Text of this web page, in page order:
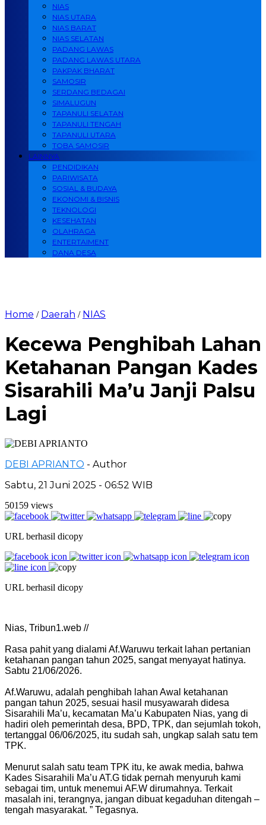
NIAS
NIAS UTARA
NIAS BARAT
NIAS SELATAN
PADANG LAWAS
PADANG LAWAS UTARA
PAKPAK BHARAT
SAMOSIR
SERDANG BEDAGAI
SIMALUGUN
TAPANULI SELATAN
TAPANULI TENGAH
TAPANULI UTARA
TOBA SAMOSIR
LAINNYA
PENDIDIKAN
PARIWISATA
SOSIAL & BUDAYA
EKONOMI & BISNIS
TEKNOLOGI
KESEHATAN
OLAHRAGA
ENTERTAIMENT
DANA DESA
Home / Daerah / NIAS
Kecewa Penghibah Lahan
Ketahanan Pangan Kades
Sisarahili Ma’u Janji Palsu
Lagi
DEBI APRIANTO - Author
Sabtu, 21 Juni 2025 - 06:52 WIB
50159 views
URL berhasil dicopy
URL berhasil dicopy
Nias, Tribun1.web //
Rasa pahit yang dialami Af.Waruwu terkait lahan pertanian
ketahanan pangan tahun 2025, sangat menyayat hatinya.
Sabtu 21/06/2026.
Af.Waruwu, adalah penghibah lahan Awal ketahanan
pangan tahun 2025, sesuai hasil musyawarah didesa
Sisarahili Ma’u, kecamatan Ma’u Kabupaten Nias, yang di
hadiri oleh pemerintah desa, BPD, TPK, dan sejumlah tokoh,
tertanggal 06/06/2025, itu sudah sah, ungkap salah satu tem
TPK.
Menurut salah satu team TPK itu, ke awak media, bahwa
Kades Sisarahili Ma’u AT.G tidak pernah menyuruh kami
sebagai tim, untuk menemui AF.W dirumahnya. Terkait
masalah ini, terangnya, jangan dibuat kegaduhan ditengah –
tengah masyarakat. ” Tegasnya.